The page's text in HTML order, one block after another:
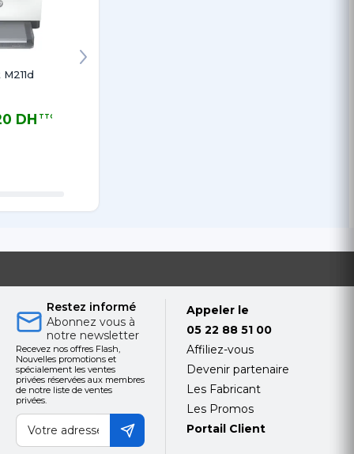
DH TTC
Restez informé
Abonnez vous à
notre newsletter
Recevez nos offres Flash,
Nouvelles promotions et
spécialement les ventes
privées réservées aux membres
de notre liste de ventes
privées.
Appeler le
05 22 88 51 00
Affiliez-vous
Devenir partenaire
Les Fabricant
Les Promos
Portail Client